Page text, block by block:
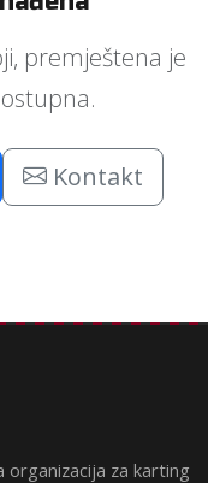
premještena je
Kontakt
organizacija za karting